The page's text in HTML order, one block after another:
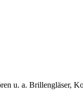
u. a. Brillengläser,